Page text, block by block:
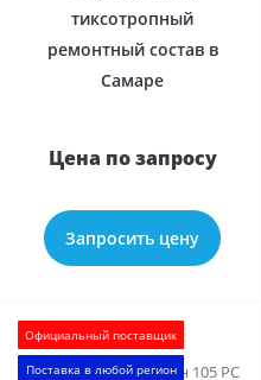
Расчет
тиксотропный
ремонтный состав в
Самаре
Цена по запросу
Запросить цену
Официальный поставщик
Поставка в любой регион